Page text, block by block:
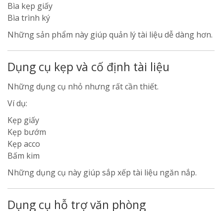
Bìa kẹp giấy
Bìa trình ký
Những sản phẩm này giúp quản lý tài liệu dễ dàng hơn.
Dụng cụ kẹp và cố định tài liệu
Những dụng cụ nhỏ nhưng rất cần thiết.
Ví dụ:
Kẹp giấy
Kẹp bướm
Kẹp acco
Bấm kim
Những dụng cụ này giúp sắp xếp tài liệu ngăn nắp.
Dụng cụ hỗ trợ văn phòng